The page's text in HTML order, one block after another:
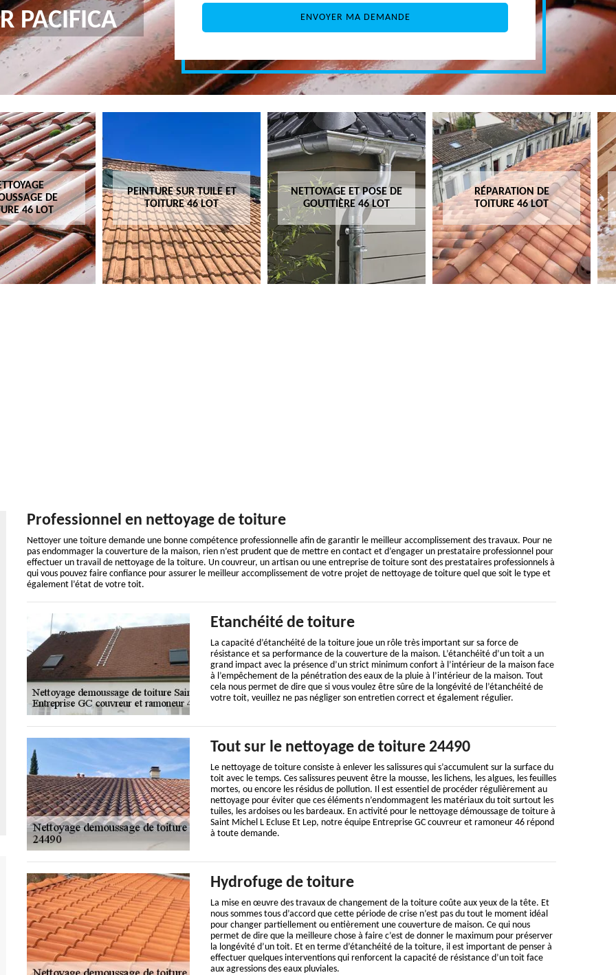
PACIFICA
DE
46 LOT
PEINTURE SUR TUILE ET
TOITURE 46 LOT
NETTOYAGE ET POSE DE
GOUTTIÈRE 46 LOT
RÉPARATION DE
TOITURE 46 LOT
Professionnel en nettoyage de toiture
Nettoyer une toiture demande une bonne compétence professionnelle afin de garantir le meilleur accomplissement des travaux. Pour ne
pas endommager la couverture de la maison, rien n’est prudent que de mettre en contact et d’engager un prestataire professionnel pour
effectuer un travail de nettoyage de la toiture. Un couvreur, un artisan ou une entreprise de toiture sont des prestataires professionnels à
qui vous pouvez faire confiance pour assurer le meilleur accomplissement de votre projet de nettoyage de toiture quel que soit le type et
également l’état de votre toit.
Etanchéité de toiture
La capacité d’étanchéité de la toiture joue un rôle très important sur sa force de
résistance et sa performance de la couverture de la maison. L’étanchéité d’un toit a un
grand impact avec la présence d’un strict minimum confort à l’intérieur de la maison face
à l’empêchement de la pénétration des eaux de la pluie à l’intérieur de la maison. Tout
cela nous permet de dire que si vous voulez être sûre de la longévité de l’étanchéité de
votre toit, veuillez ne pas négliger son entretien correct et également régulier.
Tout sur le nettoyage de toiture 24490
Le nettoyage de toiture consiste à enlever les salissures qui s’accumulent sur la surface du
toit avec le temps. Ces salissures peuvent être la mousse, les lichens, les algues, les feuilles
mortes, ou encore les résidus de pollution. Il est essentiel de procéder régulièrement au
nettoyage pour éviter que ces éléments n’endommagent les matériaux du toit surtout les
tuiles, les ardoises ou les bardeaux. En activité pour le nettoyage démoussage de toiture à
Saint Michel L Ecluse Et Lep, notre équipe Entreprise GC couvreur et ramoneur 46 répond
à toute demande.
Hydrofuge de toiture
La mise en œuvre des travaux de changement de la toiture coûte aux yeux de la tête. Et
nous sommes tous d’accord que cette période de crise n’est pas du tout le moment idéal
pour changer partiellement ou entièrement une couverture de maison. Ce qui nous
permet de dire que la meilleure chose à faire c’est de donner le maximum pour préserver
la longévité d’un toit. Et en terme d’étanchéité de la toiture, il est important de penser à
effectuer quelques interventions qui renforcent la capacité de résistance d’un toit face
aux agressions des eaux pluviales.